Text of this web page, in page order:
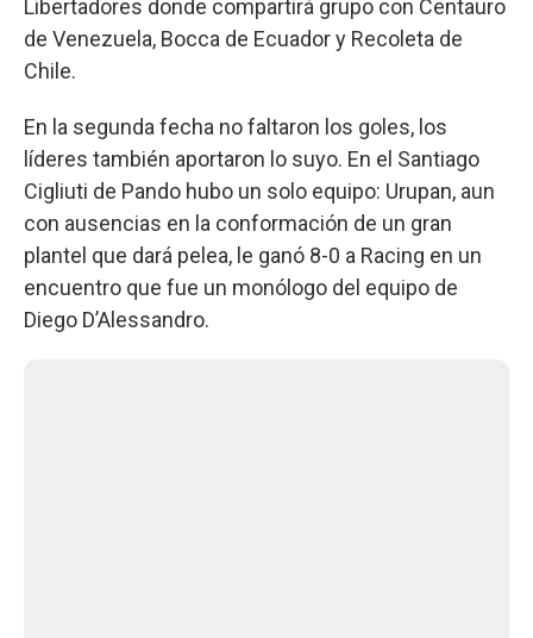
Libertadores donde compartirá grupo con Centauro
de Venezuela, Bocca de Ecuador y Recoleta de
Chile.
En la segunda fecha no faltaron los goles, los
líderes también aportaron lo suyo. En el Santiago
Cigliuti de Pando hubo un solo equipo: Urupan, aun
con ausencias en la conformación de un gran
plantel que dará pelea, le ganó 8-0 a Racing en un
encuentro que fue un monólogo del equipo de
Diego D’Alessandro.